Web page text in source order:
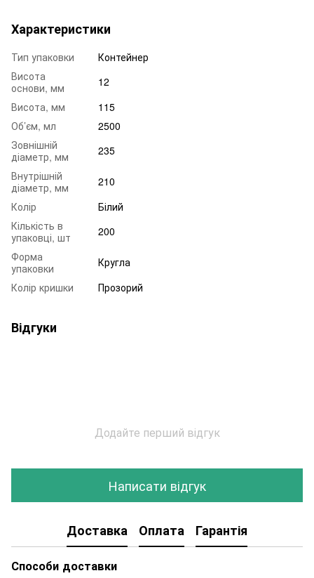
Характеристики
Тип упаковки
Контейнер
Висота
основи, мм
12
Висота, мм
115
Об’єм, мл
2500
Зовнішній
діаметр, мм
235
Внутрішній
діаметр, мм
210
Колір
Білий
Кількість в
упаковці, шт
200
Форма
упаковки
Кругла
Колір кришки
Прозорий
Відгуки
Додайте перший відгук
Написати відгук
Доставка Оплата Гарантія
Способи доставки